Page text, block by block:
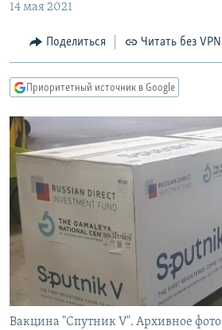
Вернутся
Вернутся
поиску
МНЕНИЯ
КУЛЬТУРА
КАВКАЗ.РЕАЛИИ
СЕВЕР.РЕАЛИИ
СИБИРЬ.РЕАЛИИ
РАСПИСАНИЕ ВЕЩАНИЯ
ПОДПИШИТЕСЬ НА РАССЫЛКУ
14 мая 2021
Поделиться Читать без VPN
Приоритетный источник в Google
Вакцина "Спутник V". Архивное фото